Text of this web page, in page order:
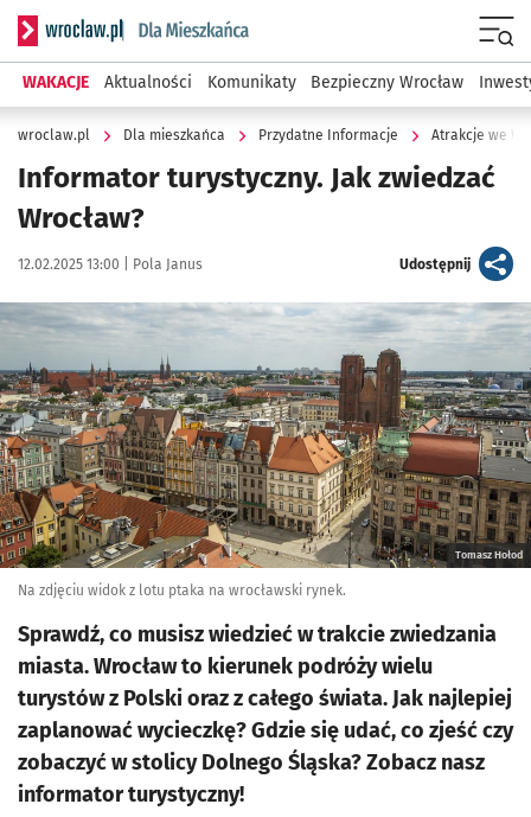
Serwis informacyjny wroclaw.pl podserwis: Dla mieszkańca
WAKACJE Aktualności Komunikaty Bezpieczny Wrocław
wroclaw.pl Dla mieszkańca Przydatne Informacje Atrakcje we
Informator turystyczny. Jak zwiedzać
Wrocław?
Data publikacji:
12.02.2025 13:00 | Autor:
Pola Janus Udostępnijartykuł
Kliknij, aby powiększyć
Tomasz Hołod
Na zdjęciu widok z lotu ptaka na wrocławski rynek.
Sprawdź, co musisz wiedzieć w trakcie zwiedzania
miasta. Wrocław to kierunek podróży wielu
turystów z Polski oraz z całego świata. Jak najlepiej
zaplanować wycieczkę? Gdzie się udać, co zjeść czy
zobaczyć w stolicy Dolnego Śląska? Zobacz nasz
informator turystyczny!